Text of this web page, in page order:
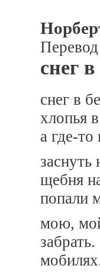
снег
снег в
хлопья
а где-
заснуть
щебня
попали
мою,